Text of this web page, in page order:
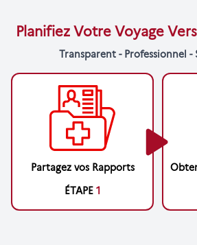
Planifiez Votre Voyage
Transparent - Professionnel -
Partagez vos Rapports
ÉTAPE 1